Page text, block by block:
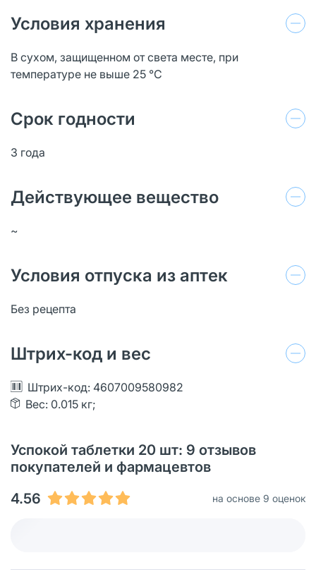
Условия хранения
В сухом, защищенном от света месте, при
температуре не выше 25 °C
Срок годности
3 года
Действующее вещество
~
Условия отпуска из аптек
Без рецепта
Штрих-код и вес
Штрих-код: 4607009580982
Вес: 0.015 кг;
Успокой таблетки 20 шт: 9 отзывов
покупателей и фармацевтов
4.56
на основе 9 оценок